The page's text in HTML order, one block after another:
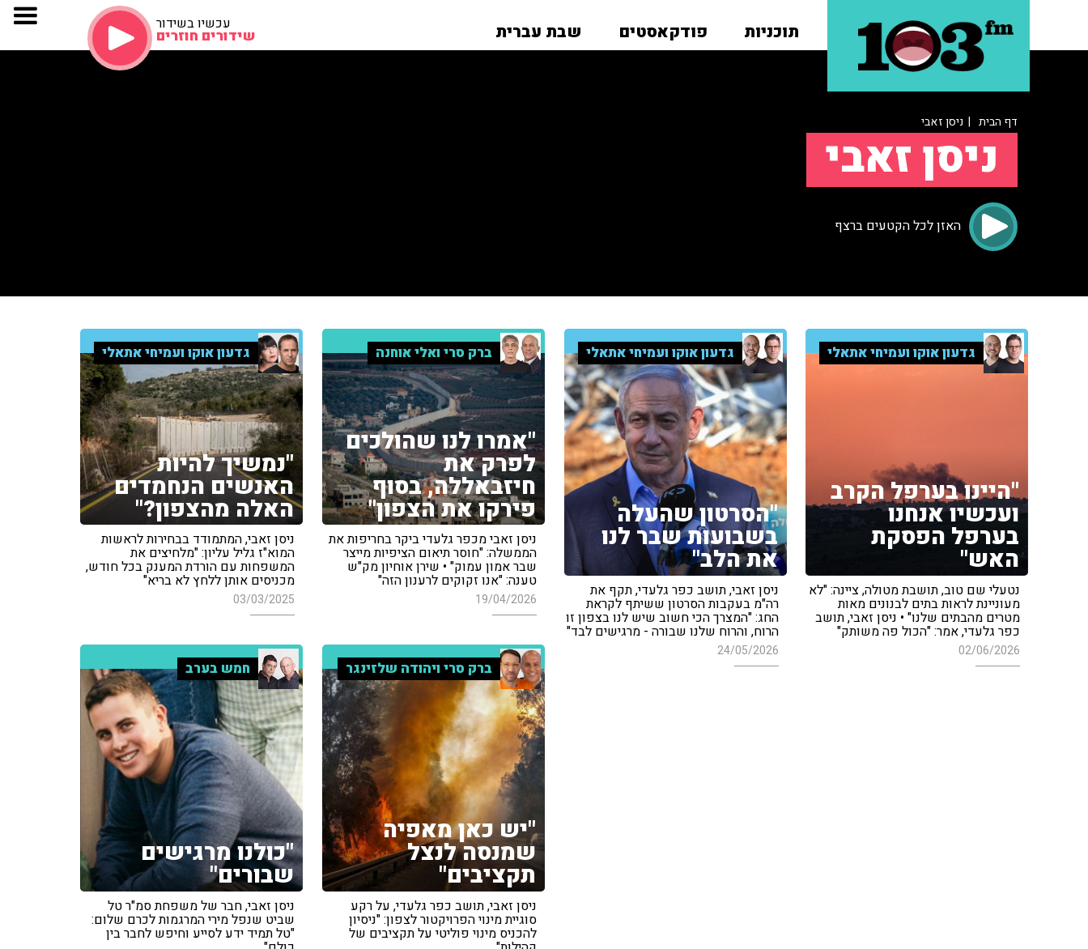
תוכניות פודקאסטים שבת עברית עכשיו בשידור
שידורים חוזרים
דף הבית | ניסן זאבי
ניסן זאבי
האזן לכל הקטעים ברצף
גדעון אוקו ועמיחי אתאלי
"היינו בערפל הקרב
ועכשיו אנחנו
בערפל הפסקת
האש"
נטעלי שם טוב, תושבת מטולה, ציינה: "לא
מעוניינת לראות בתים לבנונים מאות
מטרים מהבתים שלנו" • ניסן זאבי, תושב
כפר גלעדי, אמר: "הכול פה משותק"
02/06/2026
גדעון אוקו ועמיחי אתאלי
"הסרטון שהעלה
בשבועות שבר לנו
את הלב"
ניסן זאבי, תושב כפר גלעדי, תקף את
רה"מ בעקבות הסרטון ששיתף לקראת
החג: "המצרך הכי חשוב שיש לנו בצפון זו
הרוח, והרוח שלנו שבורה - מרגישים לבד"
24/05/2026
ברק סרי ואלי אוחנה
"אמרו לנו שהולכים
לפרק את
חיזבאללה, בסוף
פירקו את הצפון"
ניסן זאבי מכפר גלעדי ביקר בחריפות את
הממשלה: "חוסר תיאום הציפיות מייצר
שבר אמון עמוק" • שירן אוחיון מק"ש
טענה: "אנו זקוקים לרענון הזה"
19/04/2026
גדעון אוקו ועמיחי אתאלי
"נמשיך להיות
האנשים הנחמדים
האלה מהצפון?"
ניסן זאבי, המתמודד בבחירות לראשות
המוא"ז גליל עליון: "מלחיצים את
המשפחות עם הורדת המענק בכל חודש,
מכניסים אותן ללחץ לא בריא"
03/03/2025
ברק סרי ויהודה שלזינגר
"יש כאן מאפיה
שמנסה לנצל
תקציבים"
ניסן זאבי, תושב כפר גלעדי, על רקע
סוגיית מינוי הפרויקטור לצפון: "ניסיון
להכניס מינוי פוליטי על תקציבים של
חמש בערב
"כולנו מרגישים
שבורים"
ניסן זאבי, חבר של משפחת סמ"ר טל
שביט שנפל מירי המרגמות לכרם שלום:
"טל תמיד ידע לסייע וחיפש לחבר בין